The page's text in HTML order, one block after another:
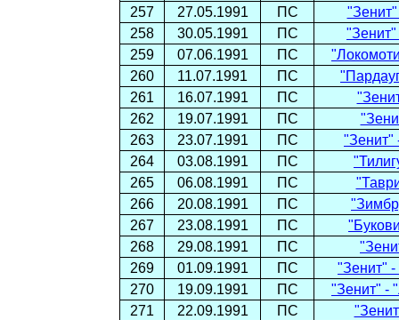
257
27.05.1991 ПС
258
30.05.1991 ПС
259
07.06.1991 ПС
260
11.07.1991 ПС
261
16.07.1991 ПС
262
19.07.1991 ПС
263
23.07.1991 ПС
"Зенит"
264
03.08.1991 ПС
265
06.08.1991 ПС
266
20.08.1991 ПС
267
23.08.1991 ПС
268
29.08.1991 ПС
269
01.09.1991 ПС
"Зенит" -
270
19.09.1991 ПС
"Зенит" -
271
22.09.1991 ПС